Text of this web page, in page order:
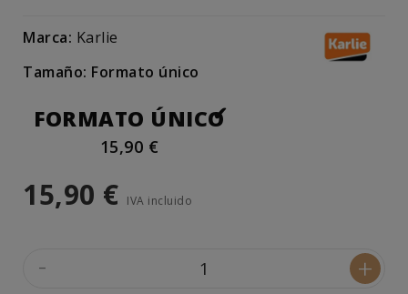
Marca: Karlie
Tamaño: Formato único
FORMATO ÚNICO
15,90 €
15,90 € IVA incluido
- +